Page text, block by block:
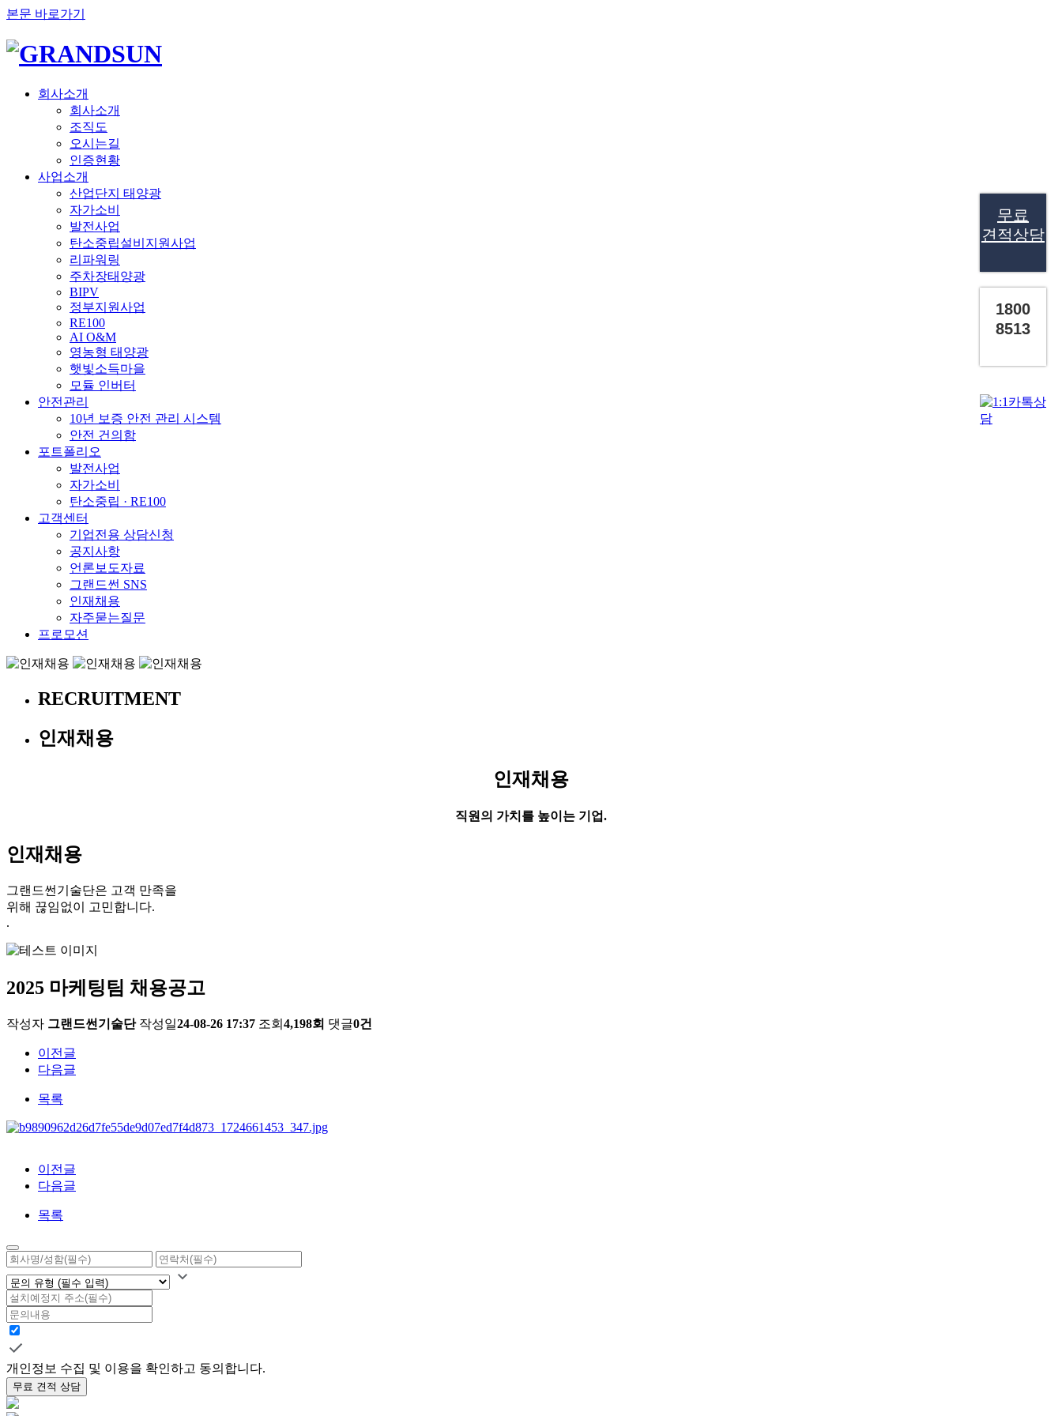
본문 바로가기
회사소개
회사소개
조직도
오시는길
인증현황
사업소개
산업단지 태양광
자가소비
발전사업
탄소중립설비지원사업
리파워링
주차장태양광
BIPV
정부지원사업
RE100
AI O&M
영농형 태양광
햇빛소득마을
모듈 인버터
안전관리
10년 보증 안전 관리 시스템
안전 건의함
포트폴리오
발전사업
자가소비
탄소중립 · RE100
고객센터
기업전용 상담신청
공지사항
언론보도자료
그랜드썬 SNS
인재채용
자주묻는질문
프로모션
RECRUITMENT
인재채용
인재채용
직원의 가치를 높이는 기업.
인재채용
그랜드썬기술단은 고객 만족을
위해 끊임없이 고민합니다.
.
2025 마케팅팀 채용공고
작성자 그랜드썬기술단 작성일24-08-26 17:37 조회 4,198회 댓글0건
이전글
다음글
목록
이전글
다음글
목록
개인정보 수집 및 이용을 확인하고 동의합니다.
무료 견적 상담
무료
견적상담
1800
8513